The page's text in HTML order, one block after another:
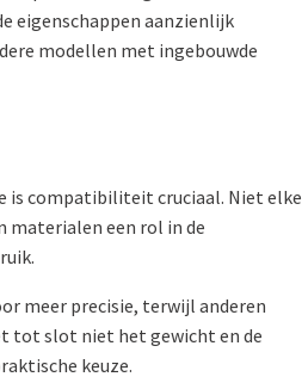
eigenschappen aanzienlijk
modellen met ingebouwde
is compatibiliteit cruciaal. Niet elke
materialen een rol in de
meer precisie, terwijl anderen
tot slot niet het gewicht en de
keuze.